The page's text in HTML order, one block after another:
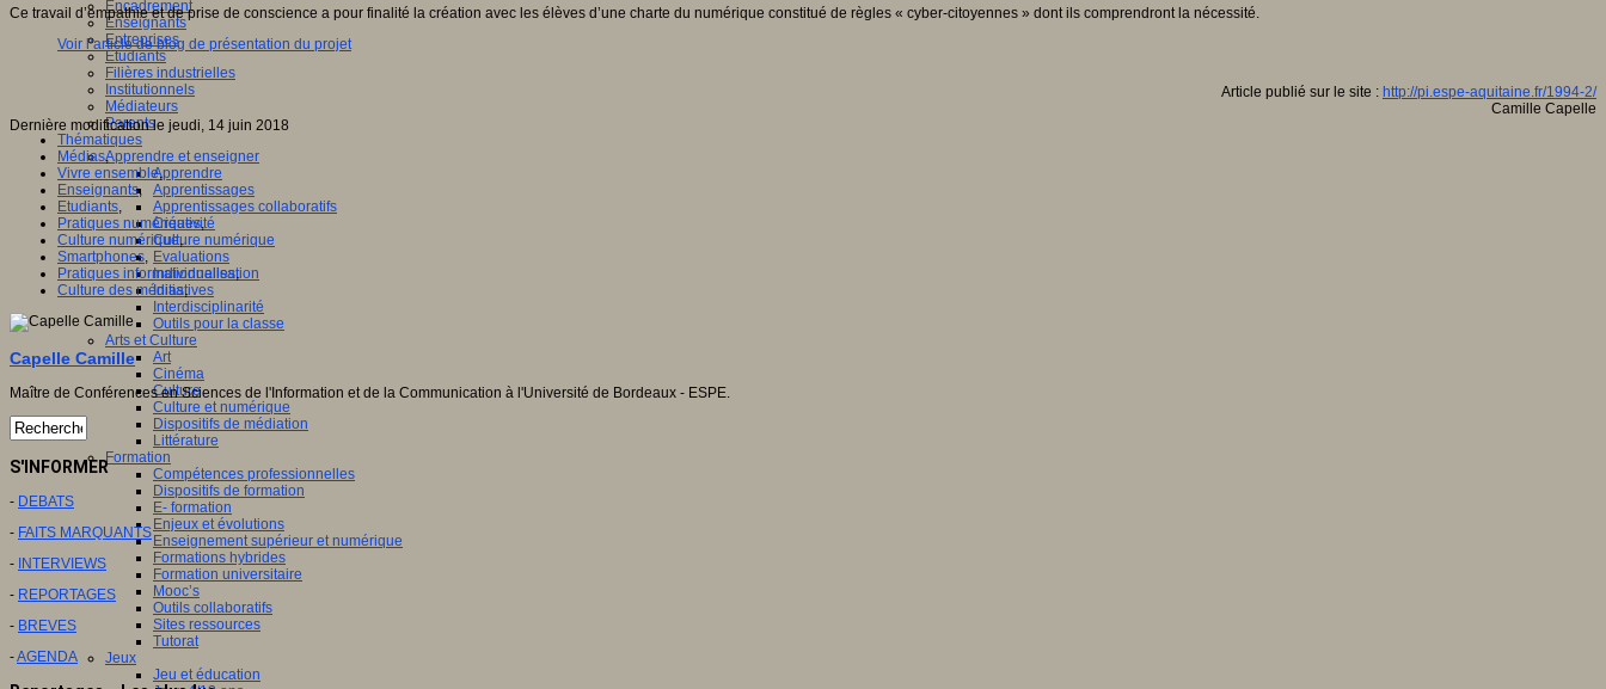
Encadrement
Enseignants
Entreprises
Etudiants
Filières industrielles
Institutionnels
Médiateurs
Parents
Thématiques
Apprendre et enseigner
Apprendre
Apprentissages
Apprentissages collaboratifs
Créativité
Culture numérique
Evaluations
Individualisation
Initiatives
Interdisciplinarité
Outils pour la classe
Arts et Culture
Art
Cinéma
Culture
Culture et numérique
Dispositifs de médiation
Littérature
Formation
Compétences professionnelles
Dispositifs de formation
E- formation
Enjeux et évolutions
Enseignement supérieur et numérique
Formations hybrides
Formation universitaire
Mooc’s
Outils collaboratifs
Sites ressources
Tutorat
Jeux
Jeu et éducation
Ce travail d’empathie et de prise de conscience a pour finalité la création avec les élèves d’une charte du numérique constitué de règles « cyber-citoyennes » dont ils comprendront la nécessité.
Voir l’article de blog de présentation du projet
Article publié sur le site : http://pi.espe-aquitaine.fr/1994-2/
Camille Capelle
Dernière modification le jeudi, 14 juin 2018
Médias,
Vivre ensemble,
Enseignants,
Etudiants,
Pratiques numériques,
Culture numérique,
Smartphones,
Pratiques informationnelles,
Culture des médias,
Capelle Camille
Maître de Conférences en Sciences de l'Information et de la Communication à l'Université de Bordeaux - ESPE.
S'INFORMER
- DEBATS
- FAITS MARQUANTS
- INTERVIEWS
- REPORTAGES
- BREVES
-AGENDA